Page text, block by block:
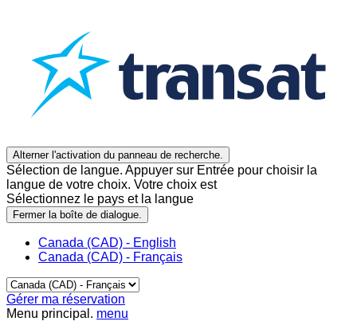
Alterner l'activation du panneau de recherche.
Sélection de langue. Appuyer sur Entrée pour choisir la
langue de votre choix. Votre choix est
Sélectionnez le pays et la langue
Fermer la boîte de dialogue.
Canada (CAD) - English
Canada (CAD) - Français
Gérer ma réservation
Menu principal. menu